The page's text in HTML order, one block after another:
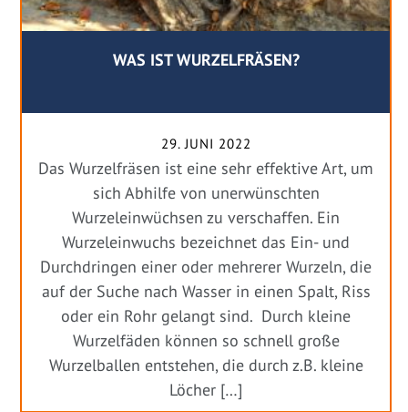
WAS IST WURZELFRÄSEN?
29. JUNI 2022
Das Wurzelfräsen ist eine sehr effektive Art, um
sich Abhilfe von unerwünschten
Wurzeleinwüchsen zu verschaffen. Ein
Wurzeleinwuchs bezeichnet das Ein- und
Durchdringen einer oder mehrerer Wurzeln, die
auf der Suche nach Wasser in einen Spalt, Riss
oder ein Rohr gelangt sind. Durch kleine
Wurzelfäden können so schnell große
Wurzelballen entstehen, die durch z.B. kleine
Löcher […]